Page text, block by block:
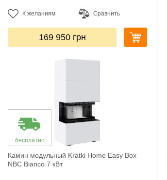
К желаниям Сравнить
169 950 грн
бесплатно
Камин модульный Kratki Home Easy Box
NBC Bianco 7 кВт